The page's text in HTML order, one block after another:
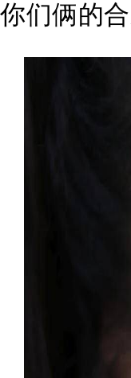
你们俩的